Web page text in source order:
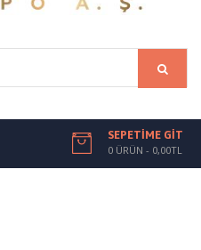
SEPETIME GIT
0 ÜRÜN - 0,00TL